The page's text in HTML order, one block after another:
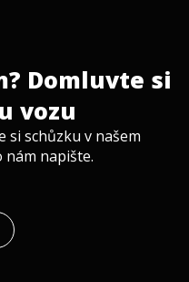
vč. rolety a
vpředu vpravo
Domluvte si
vozu
si schůzku v našem
napište.